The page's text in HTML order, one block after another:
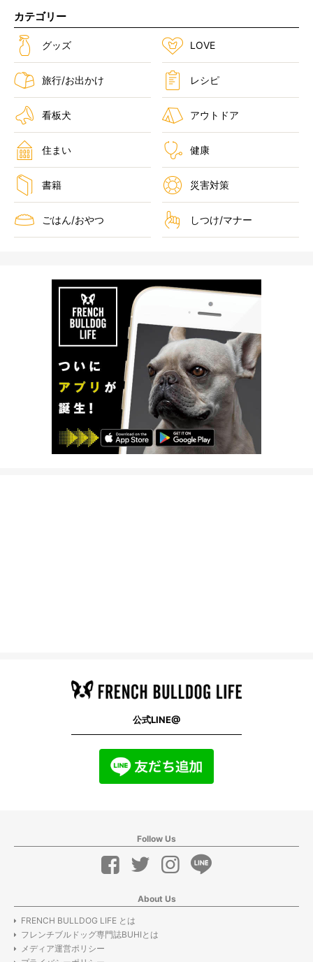
カテゴリー
グッズ LOVE
旅行/お出かけ レシピ
看板犬 アウトドア
住まい 健康
書籍 災害対策
ごはん/おやつ しつけ/マナー
公式LINE@
Follow Us
About Us
FRENCH BULLDOG LIFE とは
フレンチブルドッグ専門誌BUHIとは
メディア運営ポリシー